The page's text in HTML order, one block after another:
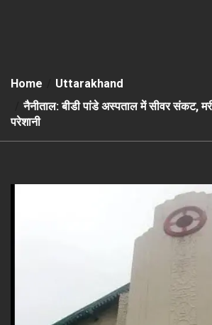
Home
Uttarakhand
नैनीताल: बीडी पांडे अस्पताल में सीवर संकट,
परेशानी